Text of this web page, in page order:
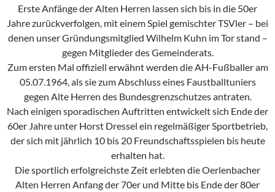
Erste Anfänge der Alten Herren lassen sich bis in die 50er
Jahre zurückverfolgen, mit einem Spiel gemischter TSVler – bei
denen unser Gründungsmitglied Wilhelm Kuhn im Tor stand –
gegen Mitglieder des Gemeinderats.
Zum ersten Mal offiziell erwähnt werden die AH-Fußballer am
05.07.1964, als sie zum Abschluss eines Faustballtuniers
gegen Alte Herren des Bundesgrenzschutzes antraten.
Nach einigen sporadischen Auftritten entwickelt sich Ende der
60er Jahre unter Horst Dressel ein regelmäßiger Sportbetrieb,
der sich mit jährlich 10 bis 20 Freundschaftsspielen bis heute
erhalten hat.
Die sportlich erfolgreichste Zeit erlebten die Oerlenbacher
Alten Herren Anfang der 70er und Mitte bis Ende der 80er